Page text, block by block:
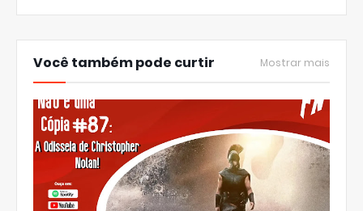
Você também pode curtir Mostrar mais